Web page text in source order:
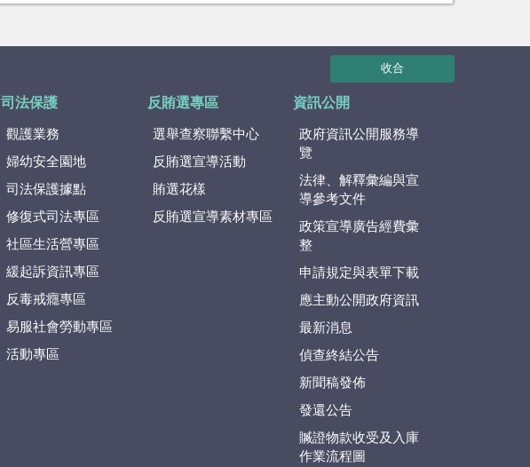
收合
司法保護
觀護業務
婦幼安全園地
司法保護據點
修復式司法專區
社區生活營專區
緩起訴資訊專區
反毒戒癮專區
易服社會勞動專區
活動專區
反賄選專區
選舉查察聯繫中心
反賄選宣導活動
賄選花樣
反賄選宣導素材專區
資訊公開
政府資訊公開服務導
覽
法律、解釋彙編與宣
導參考文件
政策宣導廣告經費彙
整
申請規定與表單下載
應主動公開政府資訊
最新消息
偵查終結公告
新聞稿發佈
發還公告
贓證物款收受及入庫
作業流程圖